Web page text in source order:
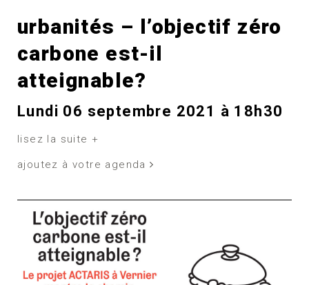
urbanités – l’objectif zéro
carbone est-il
atteignable?
Lundi 06 septembre 2021 à 18h30
lisez la suite +
ajoutez à votre agenda